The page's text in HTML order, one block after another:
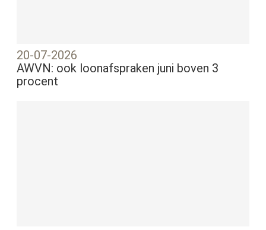
20-07-2026
AWVN: ook loonafspraken juni boven 3
procent